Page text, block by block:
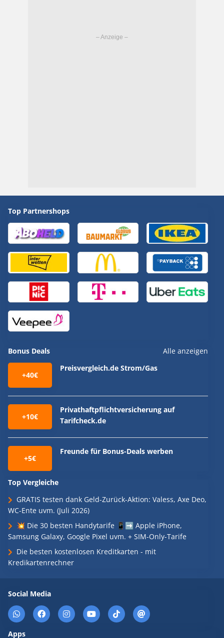
Top Partnershops
Bonus Deals Alle anzeigen
+40€
Preisvergleich.de Strom/Gas
+10€
Privathaftpflichtversicherung auf
Tarifcheck.de
+5€
Freunde für Bonus-Deals werben
Top Vergleiche
GRATIS testen dank Geld-Zurück-Aktion: Valess, Axe Deo,
WC-Ente uvm. (Juli 2026)
💥 Die 30 besten Handytarife 📱➡️ Apple iPhone,
Samsung Galaxy, Google Pixel uvm. + SIM-Only-Tarife
Die besten kostenlosen Kreditkarten - mit
Kredikartenrechner
Social Media
Apps